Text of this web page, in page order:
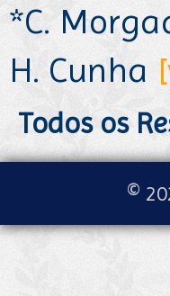
*C.
H. Cunha
Todos os
©